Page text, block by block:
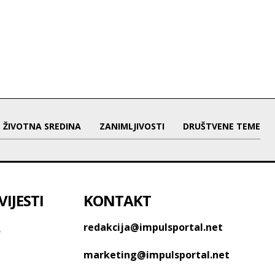
ŽIVOTNA SREDINA ZANIMLJIVOSTI DRUŠTVENE TEME
KONTAKT
redakcija@impulsportal.net
marketing@impulsportal.net